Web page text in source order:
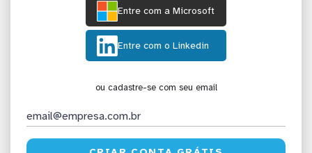
Entre com a Microsoft
Entre com o Linkedin
ou cadastre-se com seu email